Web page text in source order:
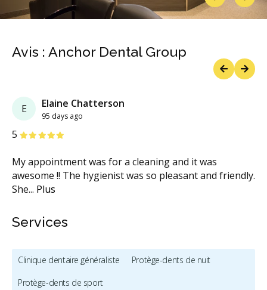
PreviousNext
Avis : Anchor Dental Group
E Elaine Chatterson
95 days ago
5 étoiles
My appointment was for a cleaning and it was
awesome !! The hygienist was so pleasant and friendly.
She... Plus
étoiles
étoiles
étoiles
étoiles
Services
Clinique dentaire généraliste
Protège-dents de nuit
Protège-dents de sport